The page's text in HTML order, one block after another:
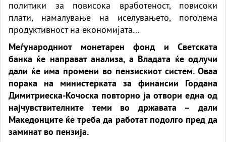
политики за повисока вработеност, повисоки
плати, намалување на иселувањето, поголема
продуктивност на економијата…
Меѓународниот монетарен фонд и Светската
банка ќе направат анализа, а Владата ќе одлучи
дали ќе има промени во пензискиот систем. Оваа
порака на министерката за финансии Гордана
Димитриеска-Кочоска повторно ја отвори една од
најчувствителните теми во државата – дали
Македонците ќе треба да работат подолго пред да
заминат во пензија.